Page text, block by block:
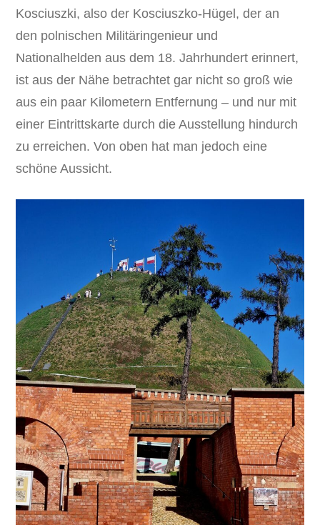
Kosciuszki, also der Kosciuszko-Hügel, der an
den polnischen Militäringenieur und
Nationalhelden aus dem 18. Jahrhundert erinnert,
ist aus der Nähe betrachtet gar nicht so groß wie
aus ein paar Kilometern Entfernung – und nur mit
einer Eintrittskarte durch die Ausstellung hindurch
zu erreichen. Von oben hat man jedoch eine
schöne Aussicht.